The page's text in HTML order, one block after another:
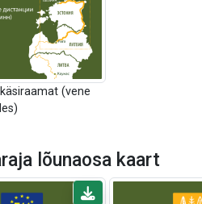
(vene
lõunaosa kaart